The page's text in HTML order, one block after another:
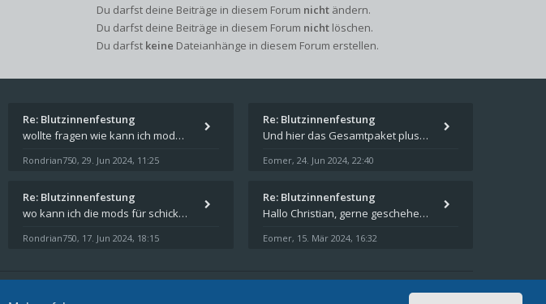
Du darfst deine Beiträge in diesem Forum nicht ändern.
Du darfst deine Beiträge in diesem Forum nicht löschen.
Du darfst keine Dateianhänge in diesem Forum erstellen.
Re: Blutzinnenfestung
wollte fragen wie kann ich mods für das spiel schicksalsklinge in das spieleverzeichnis kopieren und in welches
Rondrian750, 29. Jun 2024, 11:25
Re: Blutzinnenfestung
Und hier das Gesamtpaket plus Übersicht als Excel-Tabelle: https://forum.schicksalsklinge.com/viewtopic.php?f=239&t=156
Eomer, 24. Jun 2024, 22:40
Re: Blutzinnenfestung
wo kann ich die mods für schicksalsklinge dsa downloaden
Rondrian750, 17. Jun 2024, 18:15
Re: Blutzinnenfestung
Hallo Christian, gerne geschehen! Ich freue mich, dass ich Dir weiterhelfen konnte - und das Forum weiter "lebt". Denn
Eomer, 15. Mär 2024, 16:32
Alle Zeiten sind